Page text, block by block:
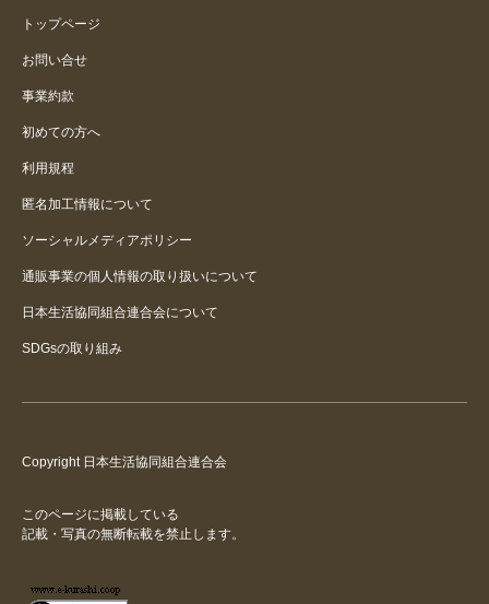
冷感たいぷでない別売りカバーも
ベストチョイス！！
再投稿。耐久性に疑問
トップページ
お問い合せ
事業約款
初めての方へ
利用規程
匿名加工情報について
ソーシャルメディアポリシー
通販事業の個人情報の取り扱いについて
日本生活協同組合連合会について
SDGsの取り組み
Copyright 日本生活協同組合連合会
このページに掲載している
記載・写真の無断転載を禁止します。